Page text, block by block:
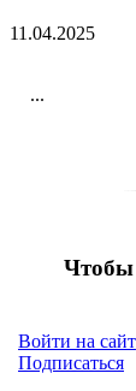
11.04.2025
...
Чтобы
Войти на сайт
Подписаться